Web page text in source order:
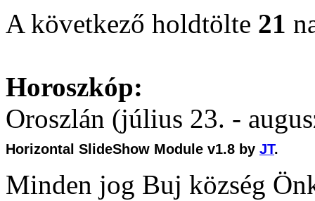
A következő holdtölte 21
Horoszkóp:
Oroszlán (július 23. -
Horizontal SlideShow Module v1.8 by JT.
Minden jog Buj község